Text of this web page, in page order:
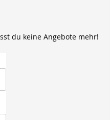
du keine Angebote mehr!